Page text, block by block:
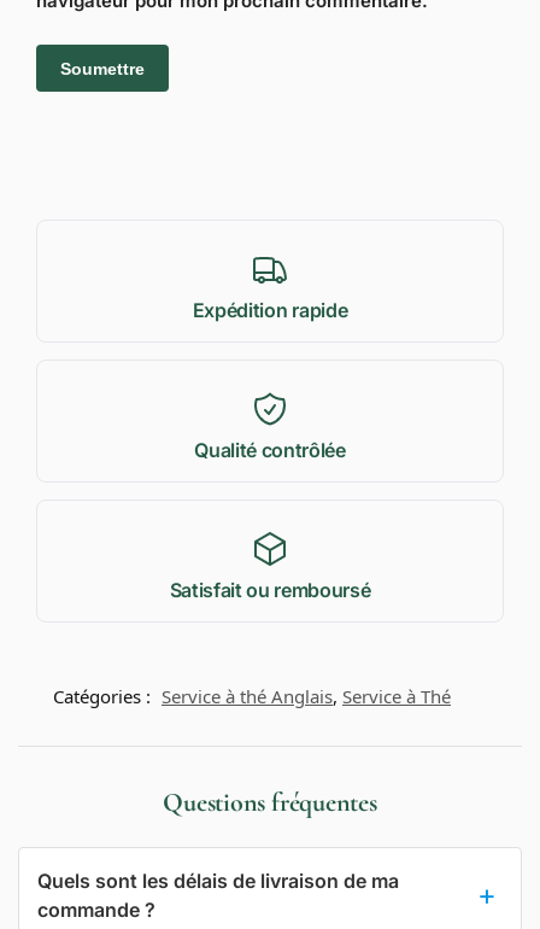
Expédition rapide
Qualité contrôlée
Satisfait ou remboursé
Catégories : Service à thé Anglais, Service à Thé
Questions fréquentes
Quels sont les délais de livraison de ma
commande ?